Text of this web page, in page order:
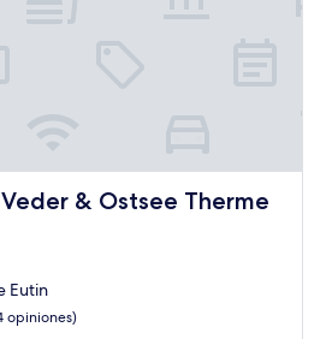
& Ostsee Therme
& Ostsee Therme Resort & Spa
Eutin
opiniones)